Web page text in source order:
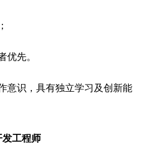
优先。
意识，具有独立学习及创新能
发工程师